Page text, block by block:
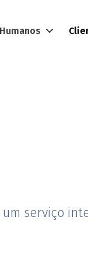
serviço